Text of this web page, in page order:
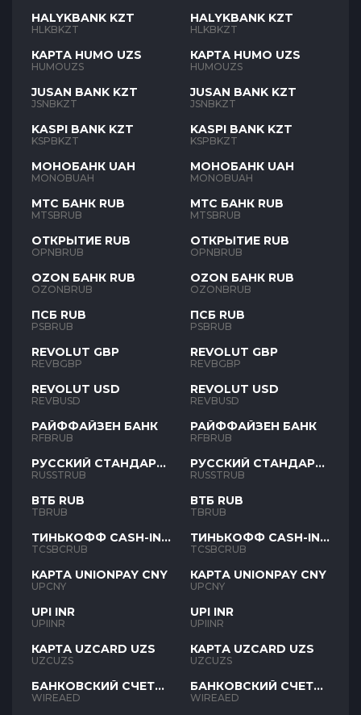
HALYKBANK KZT
HLKBKZT
КАРТА HUMO UZS
HUMOUZS
JUSAN BANK KZT
JSNBKZT
KASPI BANK KZT
KSPBKZT
МОНОБАНК UAH
MONOBUAH
МТС БАНК RUB
MTSBRUB
ОТКРЫТИЕ RUB
OPNBRUB
OZON БАНК RUB
OZONBRUB
ПСБ RUB
PSBRUB
REVOLUT GBP
REVBGBP
REVOLUT USD
REVBUSD
РАЙФФАЙЗЕН БАНК
RFBRUB
РУССКИЙ СТАНДАРТ
RUB
RUSSTRUB
ВТБ RUB
TBRUB
ТИНЬКОФФ CASH-IN
RUB
TCSBCRUB
КАРТА UNIONPAY CNY
UPCNY
UPI INR
UPIINR
КАРТА UZCARD UZS
UZCUZS
БАНКОВСКИЙ СЧЕТ
AED
WIREAED
HALYKBANK KZT
HLKBKZT
КАРТА HUMO UZS
HUMOUZS
JUSAN BANK KZT
JSNBKZT
KASPI BANK KZT
KSPBKZT
МОНОБАНК UAH
MONOBUAH
МТС БАНК RUB
MTSBRUB
ОТКРЫТИЕ RUB
OPNBRUB
OZON БАНК RUB
OZONBRUB
ПСБ RUB
PSBRUB
REVOLUT GBP
REVBGBP
REVOLUT USD
REVBUSD
РАЙФФАЙЗЕН БАНК
RFBRUB
РУССКИЙ СТАНДАРТ
RUB
RUSSTRUB
ВТБ RUB
TBRUB
ТИНЬКОФФ CASH-IN
RUB
TCSBCRUB
КАРТА UNIONPAY CNY
UPCNY
UPI INR
UPIINR
КАРТА UZCARD UZS
UZCUZS
БАНКОВСКИЙ СЧЕТ
AED
WIREAED